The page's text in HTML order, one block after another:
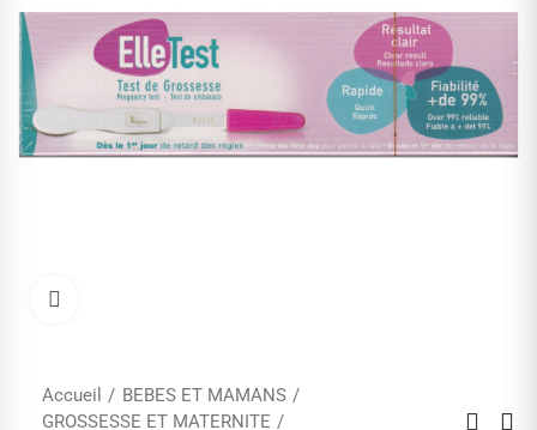
Accueil
BEBES ET MAMANS
GROSSESSE ET MATERNITE